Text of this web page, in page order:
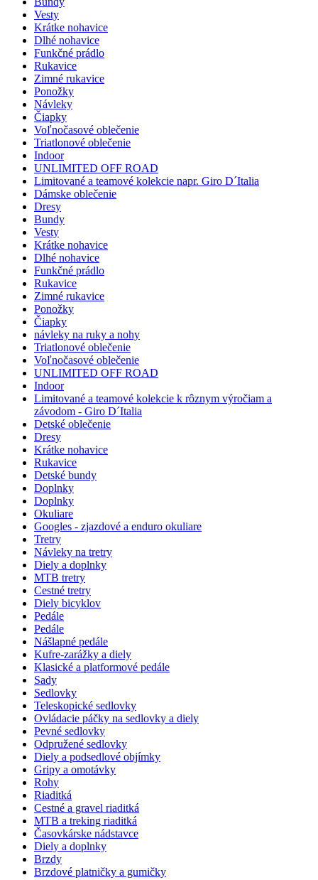
Vesty
Krátke nohavice
Dlhé nohavice
Funkčné prádlo
Rukavice
Zimné rukavice
Ponožky
Návleky
Čiapky
Voľnočasové oblečenie
Triatlonové oblečenie
Indoor
UNLIMITED OFF ROAD
Limitované a teamové kolekcie napr. Giro D´Italia
Dámske oblečenie
Dresy
Bundy
Vesty
Krátke nohavice
Dlhé nohavice
Funkčné prádlo
Rukavice
Zimné rukavice
Ponožky
Čiapky
návleky na ruky a nohy
Triatlonové oblečenie
Voľnočasové oblečenie
UNLIMITED OFF ROAD
Indoor
Limitované a teamové kolekcie k rôznym výročiam a
závodom - Giro D´Italia
Detské oblečenie
Dresy
Krátke nohavice
Rukavice
Detské bundy
Doplnky
Doplnky
Okuliare
Googles - zjazdové a enduro okuliare
Tretry
Návleky na tretry
Diely a doplnky
MTB tretry
Cestné tretry
Diely bicyklov
Pedále
Pedále
Nášlapné pedále
Kufre-zarážky a diely
Klasické a platformové pedále
Sady
Sedlovky
Teleskopické sedlovky
Ovládacie páčky na sedlovky a diely
Pevné sedlovky
Odpružené sedlovky
Diely a podsedlové objímky
Gripy a omotávky
Rohy
Riaditká
Cestné a gravel riaditká
MTB a treking riaditká
Časovkárske nádstavce
Diely a doplnky
Brzdy
Brzdové platničky a gumičky